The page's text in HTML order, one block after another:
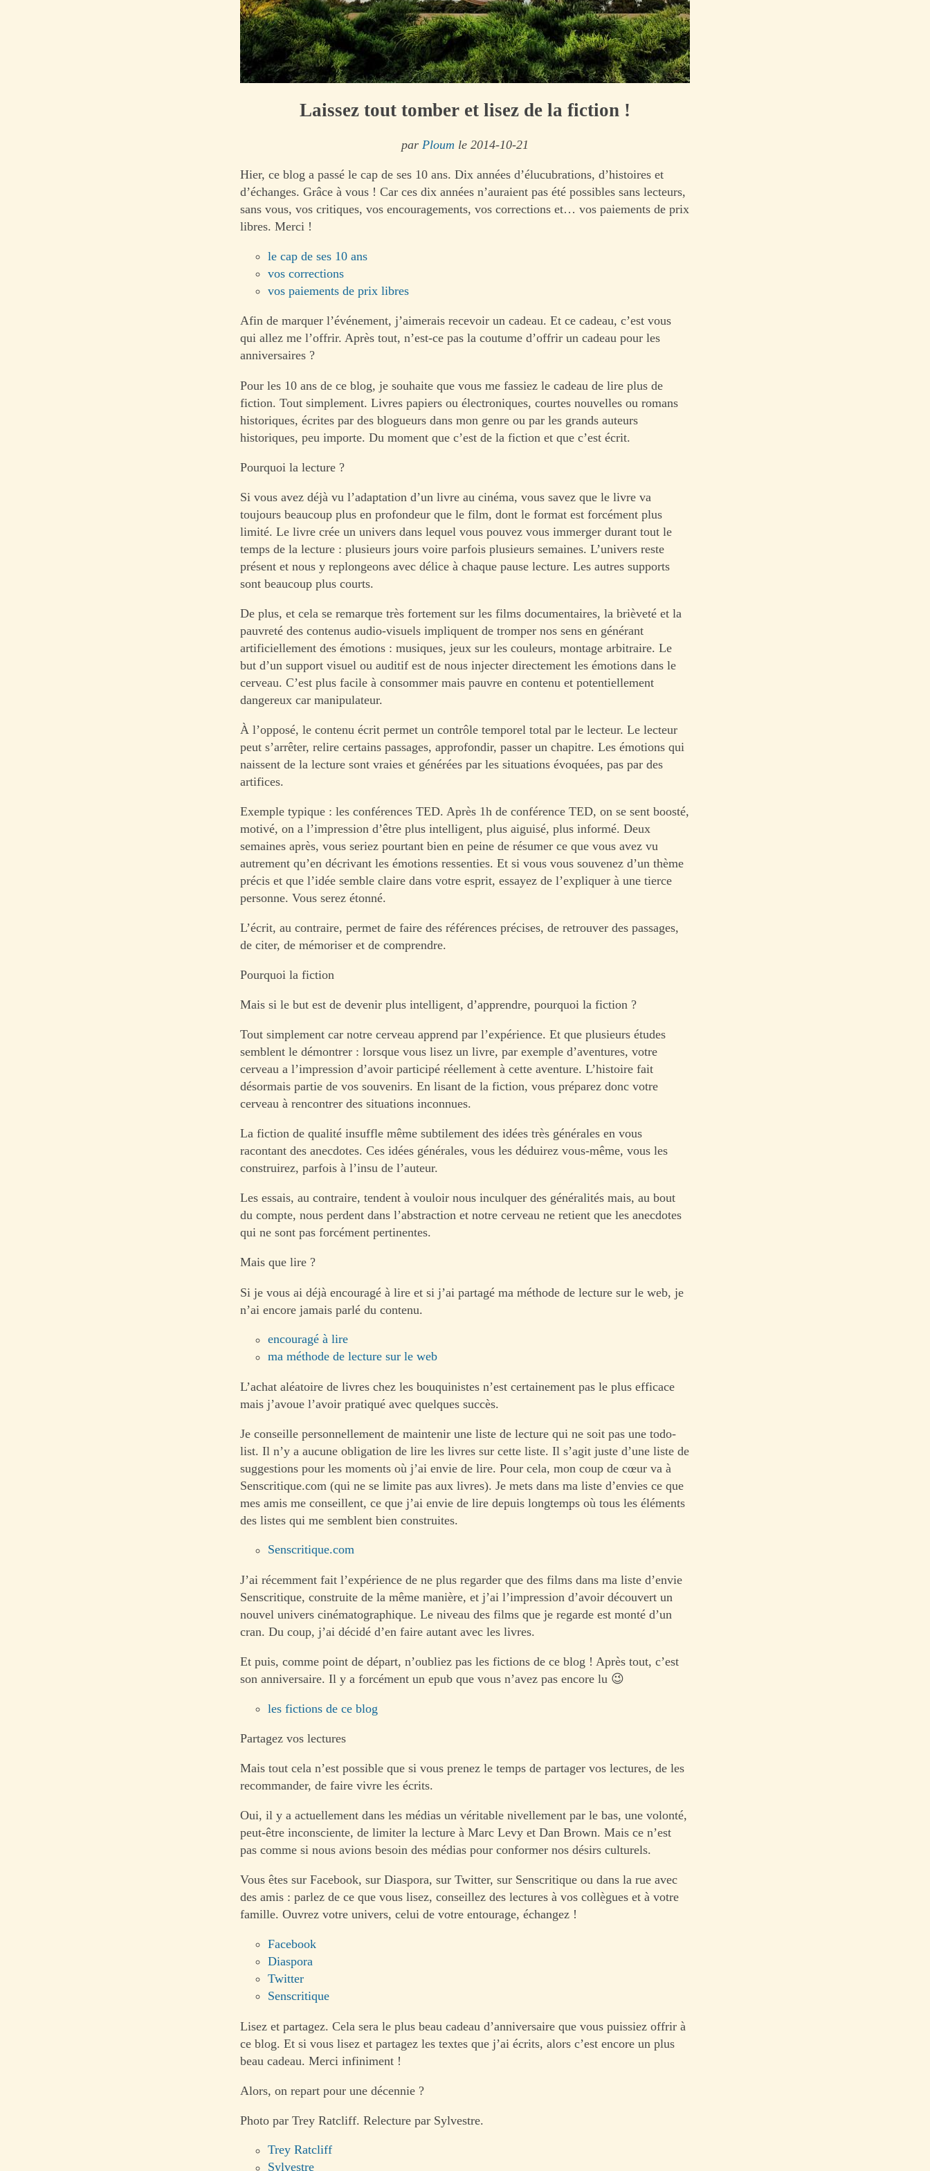
Laissez tout tomber et lisez de la fiction !
par Ploum le 2014-10-21
Hier, ce blog a passé le cap de ses 10 ans. Dix années d’élucubrations, d’histoires et
d’échanges. Grâce à vous ! Car ces dix années n’auraient pas été possibles sans lecteurs,
sans vous, vos critiques, vos encouragements, vos corrections et… vos paiements de prix
libres. Merci !
le cap de ses 10 ans
vos corrections
vos paiements de prix libres
Afin de marquer l’événement, j’aimerais recevoir un cadeau. Et ce cadeau, c’est vous
qui allez me l’offrir. Après tout, n’est-ce pas la coutume d’offrir un cadeau pour les
anniversaires ?
Pour les 10 ans de ce blog, je souhaite que vous me fassiez le cadeau de lire plus de
fiction. Tout simplement. Livres papiers ou électroniques, courtes nouvelles ou romans
historiques, écrites par des blogueurs dans mon genre ou par les grands auteurs
historiques, peu importe. Du moment que c’est de la fiction et que c’est écrit.
Pourquoi la lecture ?
Si vous avez déjà vu l’adaptation d’un livre au cinéma, vous savez que le livre va
toujours beaucoup plus en profondeur que le film, dont le format est forcément plus
limité. Le livre crée un univers dans lequel vous pouvez vous immerger durant tout le
temps de la lecture : plusieurs jours voire parfois plusieurs semaines. L’univers reste
présent et nous y replongeons avec délice à chaque pause lecture. Les autres supports
sont beaucoup plus courts.
De plus, et cela se remarque très fortement sur les films documentaires, la brièveté et la
pauvreté des contenus audio-visuels impliquent de tromper nos sens en générant
artificiellement des émotions : musiques, jeux sur les couleurs, montage arbitraire. Le
but d’un support visuel ou auditif est de nous injecter directement les émotions dans le
cerveau. C’est plus facile à consommer mais pauvre en contenu et potentiellement
dangereux car manipulateur.
À l’opposé, le contenu écrit permet un contrôle temporel total par le lecteur. Le lecteur
peut s’arrêter, relire certains passages, approfondir, passer un chapitre. Les émotions qui
naissent de la lecture sont vraies et générées par les situations évoquées, pas par des
artifices.
Exemple typique : les conférences TED. Après 1h de conférence TED, on se sent boosté,
motivé, on a l’impression d’être plus intelligent, plus aiguisé, plus informé. Deux
semaines après, vous seriez pourtant bien en peine de résumer ce que vous avez vu
autrement qu’en décrivant les émotions ressenties. Et si vous vous souvenez d’un thème
précis et que l’idée semble claire dans votre esprit, essayez de l’expliquer à une tierce
personne. Vous serez étonné.
L’écrit, au contraire, permet de faire des références précises, de retrouver des passages,
de citer, de mémoriser et de comprendre.
Pourquoi la fiction
Mais si le but est de devenir plus intelligent, d’apprendre, pourquoi la fiction ?
Tout simplement car notre cerveau apprend par l’expérience. Et que plusieurs études
semblent le démontrer : lorsque vous lisez un livre, par exemple d’aventures, votre
cerveau a l’impression d’avoir participé réellement à cette aventure. L’histoire fait
désormais partie de vos souvenirs. En lisant de la fiction, vous préparez donc votre
cerveau à rencontrer des situations inconnues.
La fiction de qualité insuffle même subtilement des idées très générales en vous
racontant des anecdotes. Ces idées générales, vous les déduirez vous-même, vous les
construirez, parfois à l’insu de l’auteur.
Les essais, au contraire, tendent à vouloir nous inculquer des généralités mais, au bout
du compte, nous perdent dans l’abstraction et notre cerveau ne retient que les anecdotes
qui ne sont pas forcément pertinentes.
Mais que lire ?
Si je vous ai déjà encouragé à lire et si j’ai partagé ma méthode de lecture sur le web, je
n’ai encore jamais parlé du contenu.
encouragé à lire
ma méthode de lecture sur le web
L’achat aléatoire de livres chez les bouquinistes n’est certainement pas le plus efficace
mais j’avoue l’avoir pratiqué avec quelques succès.
Je conseille personnellement de maintenir une liste de lecture qui ne soit pas une todo-
list. Il n’y a aucune obligation de lire les livres sur cette liste. Il s’agit juste d’une liste de
suggestions pour les moments où j’ai envie de lire. Pour cela, mon coup de cœur va à
Senscritique.com (qui ne se limite pas aux livres). Je mets dans ma liste d’envies ce que
mes amis me conseillent, ce que j’ai envie de lire depuis longtemps où tous les éléments
des listes qui me semblent bien construites.
Senscritique.com
J’ai récemment fait l’expérience de ne plus regarder que des films dans ma liste d’envie
Senscritique, construite de la même manière, et j’ai l’impression d’avoir découvert un
nouvel univers cinématographique. Le niveau des films que je regarde est monté d’un
cran. Du coup, j’ai décidé d’en faire autant avec les livres.
Et puis, comme point de départ, n’oubliez pas les fictions de ce blog ! Après tout, c’est
son anniversaire. Il y a forcément un epub que vous n’avez pas encore lu 😉
les fictions de ce blog
Partagez vos lectures
Mais tout cela n’est possible que si vous prenez le temps de partager vos lectures, de les
recommander, de faire vivre les écrits.
Oui, il y a actuellement dans les médias un véritable nivellement par le bas, une volonté,
peut-être inconsciente, de limiter la lecture à Marc Levy et Dan Brown. Mais ce n’est
pas comme si nous avions besoin des médias pour conformer nos désirs culturels.
Vous êtes sur Facebook, sur Diaspora, sur Twitter, sur Senscritique ou dans la rue avec
des amis : parlez de ce que vous lisez, conseillez des lectures à vos collègues et à votre
famille. Ouvrez votre univers, celui de votre entourage, échangez !
Facebook
Diaspora
Twitter
Senscritique
Lisez et partagez. Cela sera le plus beau cadeau d’anniversaire que vous puissiez offrir à
ce blog. Et si vous lisez et partagez les textes que j’ai écrits, alors c’est encore un plus
beau cadeau. Merci infiniment !
Alors, on repart pour une décennie ?
Photo par Trey Ratcliff. Relecture par Sylvestre.
Trey Ratcliff
Sylvestre